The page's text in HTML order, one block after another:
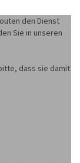
den Dienst
Sie in unseren
dass sie damit